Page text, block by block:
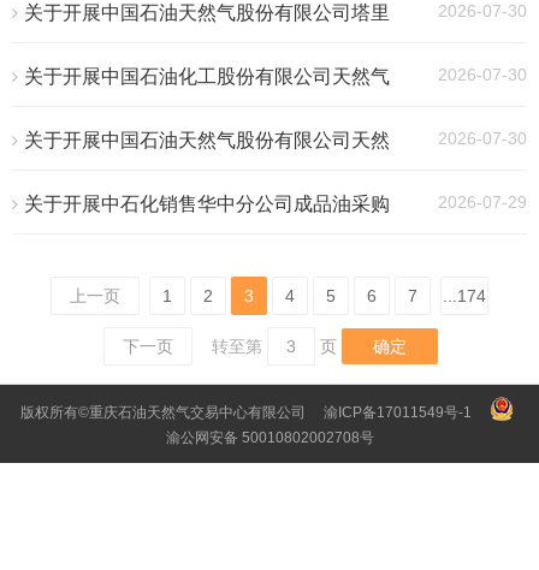
然气竞拍交易的公告（2026年第391号）
2026-07-30
关于开展中国石油天然气股份有限公司塔里
号）
2026-07-30
关于开展中国石油化工股份有限公司天然气
气）竞拍交易的公告（2026年第389号）
2026-07-30
关于开展中国石油天然气股份有限公司天然
（重烃）资源竞拍交易的公告（2026年第388
2026-07-29
关于开展中石化销售华中分公司成品油采购
上一页 1 2 3 4 5 6 7 ...174
下一页 转至第 确定
版权所有©重庆石油天然气交易中心有限公司
渝ICP备17011549号-1
渝公网安备 50010802002708号